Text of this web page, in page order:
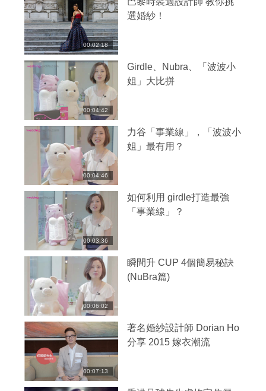
00:02:18
選婚紗！
00:04:42
Girdle、Nubra、「波波小
姐」大比拼
00:04:46
力谷「事業線」，「波波小
姐」最有用？
00:03:36
如何利用 girdle打造最強
「事業線」？
00:06:02
瞬間升 CUP 4個簡易秘訣
(NuBra篇)
00:07:13
著名婚紗設計師 Dorian Ho
分享 2015 嫁衣潮流